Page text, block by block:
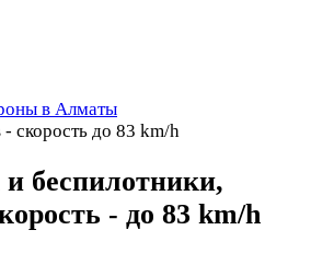
в Алматы
- скорость до 83 km/h
и беспилотники,
- до 83 km/h